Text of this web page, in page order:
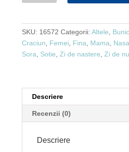
ceai
patrata
SKU: 16572 Categorii: Altele
Craciun
Femei Fina Mama Nasa
Sora
Sotie Zi de nastere Zi de
Descriere
Recenzii (0)
Descriere